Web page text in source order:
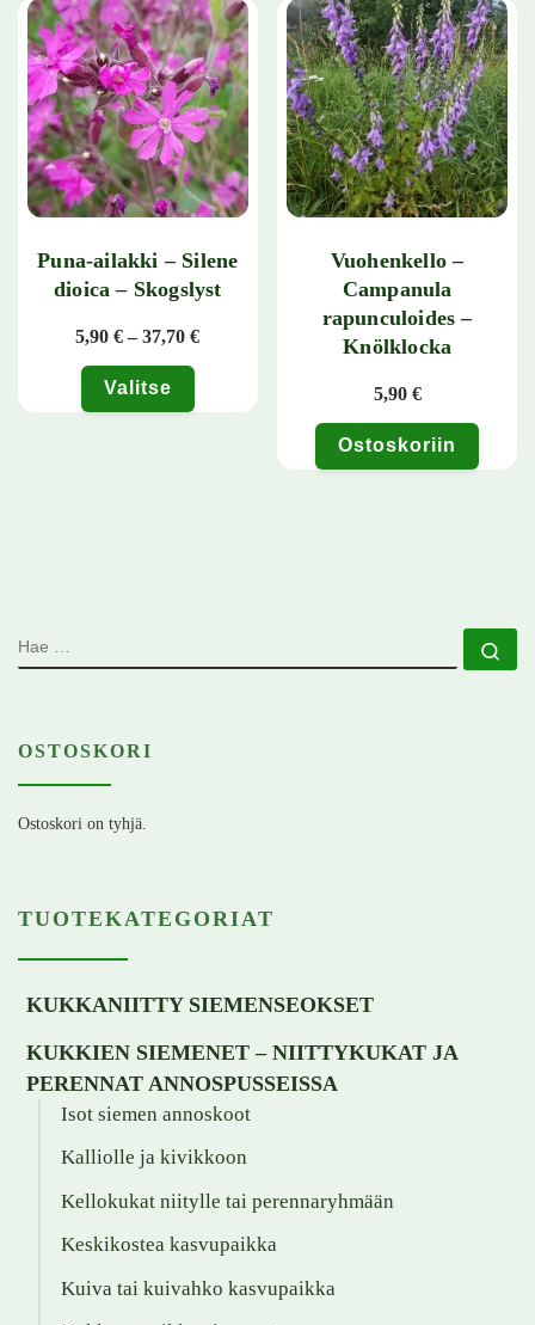
Puna-ailakki – Silene
dioica – Skogslyst
5,90€ – 37,70€Hintaluokka: 5,90 € - 37,70 €
Valitse
Tällä tuotteella on useampi muunnelma. Voit tehdä valinnat
Vuohenkello –
Campanula
rapunculoides –
Knölklocka
5,90 €
Ostoskoriin
HAE
OSTOSKORI
Ostoskori on tyhjä.
TUOTEKATEGORIAT
KUKKANIITTY SIEMENSEOKSET
KUKKIEN SIEMENET – NIITTYKUKAT JA
PERENNAT ANNOSPUSSEISSA
Isot siemen annoskoot
Kalliolle ja kivikkoon
Kellokukat niitylle tai perennaryhmään
Keskikostea kasvupaikka
Kuiva tai kuivahko kasvupaikka